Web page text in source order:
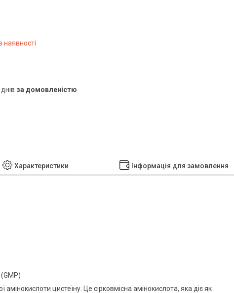
наявності
за домовленістю
Характеристики Інформація для замовлення
цистеїну. Це сірковмісна амінокислота, яка діє як